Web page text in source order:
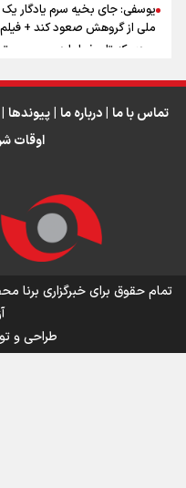
اینفو برنا / توصیه‌هایی
یوسفی: جای بخیه سرم یادگار
ملی از گروهش صعود کند + فیلم
مردی که تاریخ را با دوربین و
انتظار حضور تیم‌های بزرگ مثل
تماس با ما | درباره ما | پیوندها |
اوقات
تمام حقوق برای خبرگزاری برنا
طراحی و